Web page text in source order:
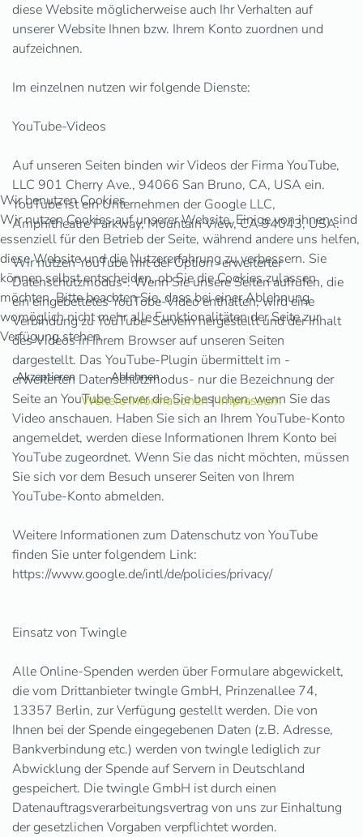
diese Website möglicherweise auch Ihr Verhalten auf
unserer Website Ihnen bzw. Ihrem Konto zuordnen und
aufzeichnen.
Im einzelnen nutzen wir folgende Dienste:
YouTube-Videos
Auf unseren Seiten binden wir Videos der Firma YouTube,
LLC 901 Cherry Ave., 94066 San Bruno, CA, USA ein.
YouTube ist ein Unternehmen der Google LLC,
Amphitheatre Parkway, Mountain View, CA 94043, USA.
Wir nutzen YouTube mit der Option -erweiterter
Datenschutzmodus-. Wenn Sie unsere Seiten aufrufen, die
ein eingebettetes YouTobe-Video enthalten, wird eine
Verbindung zu YouTube-Servern hergestellt und der Inhalt
des Videos in Ihrem Browser auf unseren Seiten
dargestellt. Das YouTube-Plugin übermittelt im -
erweiterten Datenschutzmodus- nur die Bezeichnung der
Seite an YouTube Server die Sie besuchen, wenn Sie das
Video anschauen. Haben Sie sich an Ihrem YouTube-Konto
angemeldet, werden diese Informationen Ihrem Konto bei
YouTube zugeordnet. Wenn Sie das nicht möchten, müssen
Sie sich vor dem Besuch unserer Seiten von Ihrem
YouTube-Konto abmelden.
Weitere Informationen zum Datenschutz von YouTube
finden Sie unter folgendem Link:
https://www.google.de/intl/de/policies/privacy/
Einsatz von Twingle
Alle Online-Spenden werden über Formulare abgewickelt,
die vom Drittanbieter twingle GmbH, Prinzenallee 74,
13357 Berlin, zur Verfügung gestellt werden. Die von
Ihnen bei der Spende eingegebenen Daten (z.B. Adresse,
Bankverbindung etc.) werden von twingle lediglich zur
Abwicklung der Spende auf Servern in Deutschland
gespeichert. Die twingle GmbH ist durch einen
Datenauftragsverarbeitungsvertrag von uns zur Einhaltung
der gesetzlichen Vorgaben verpflichtet worden.
Wir benutzen Cookies
Wir nutzen Cookies auf unserer Website. Einige von ihnen sind
essenziell für den Betrieb der Seite, während andere uns helfen,
diese Website und die Nutzererfahrung zu verbessern. Sie
können selbst entscheiden, ob Sie die Cookies zulassen
möchten. Bitte beachten Sie, dass bei einer Ablehnung
womöglich nicht mehr alle Funktionalitäten der Seite zur
Verfügung stehen.
Akzeptieren Ablehnen
Weitere Informationen|Impressum